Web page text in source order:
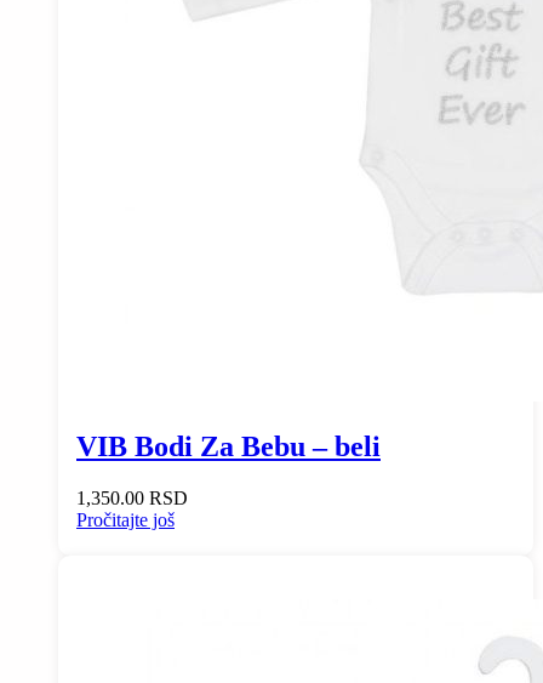
VIB Bodi Za Bebu – beli
1,350.00 RSD
Pročitajte još